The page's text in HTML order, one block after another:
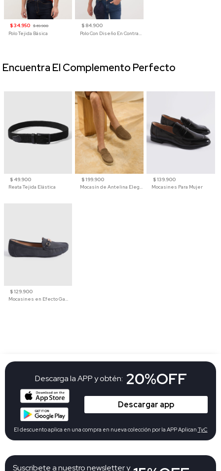
$ 34.950 $ 69.900
Polo Tejida Básica
$ 84.900
Polo Con Diseño En Contraste
$ 49.900
Reata Tejida Elástica
$ 199.900
Mocasín de Antelina Elegante con Suela de Contraste Para Hombre
$ 139.900
Mocasines Para Mujer
$ 129.900
Mocasines en Efecto Gamuzado Para Mujer
Encuentra El Complemento Perfecto
Suscribete a nuestro newsletter y
Descarga la APP y obtén: 20%OFF
Descargar app
El descuento aplica en una compra en nueva colección por la APP Aplican TyC